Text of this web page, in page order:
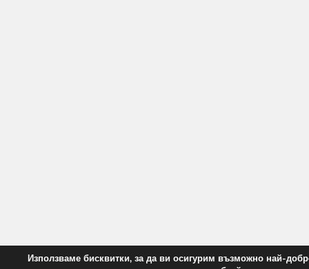
Използваме бисквитки, за да ви осигурим възможно най-